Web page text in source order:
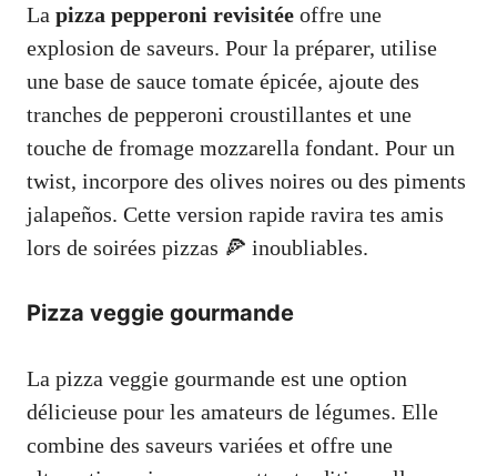
La pizza pepperoni revisitée offre une
explosion de saveurs. Pour la préparer, utilise
une base de sauce tomate épicée, ajoute des
tranches de pepperoni croustillantes et une
touche de fromage mozzarella fondant. Pour un
twist, incorpore des olives noires ou des piments
jalapeños. Cette version rapide ravira tes amis
lors de soirées pizzas 🍕 inoubliables.
Pizza veggie gourmande
La pizza veggie gourmande est une option
délicieuse pour les amateurs de légumes. Elle
combine des saveurs variées et offre une